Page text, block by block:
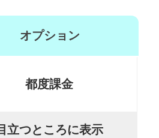
オプション
都度課金
立つところに表示